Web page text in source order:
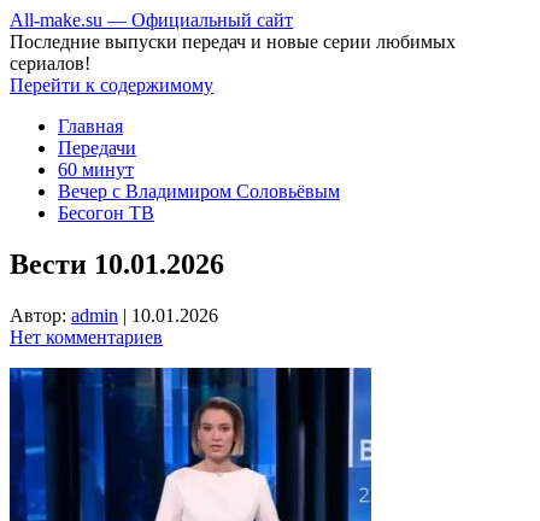
All-make.su — Официальный сайт
Последние выпуски передач и новые серии любимых
сериалов!
Перейти к содержимому
Главная
Передачи
60 минут
Вечер с Владимиром Соловьёвым
Бесогон ТВ
Вести 10.01.2026
Автор: admin | 10.01.2026
Нет комментариев